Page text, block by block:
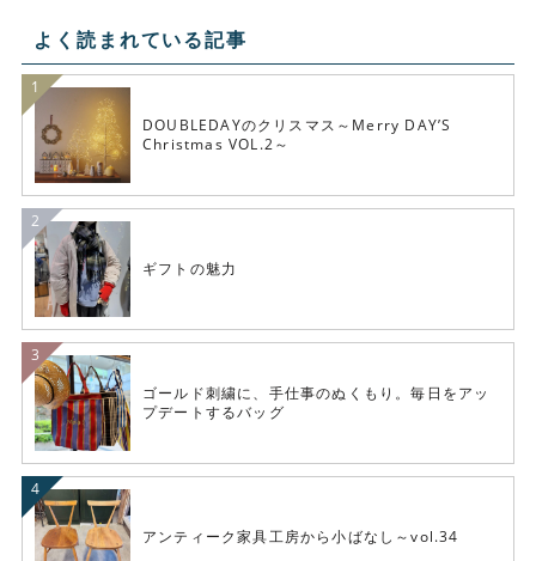
よく読まれている記事
DOUBLEDAYのクリスマス～Merry DAY’S
Christmas VOL.2～
ギフトの魅力
ゴールド刺繍に、手仕事のぬくもり。毎日をアッ
プデートするバッグ
アンティーク家具工房から小ばなし～vol.34